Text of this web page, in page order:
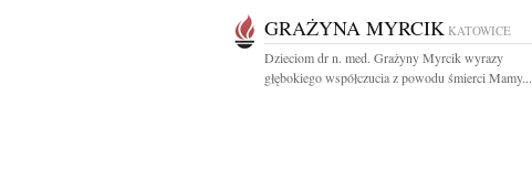
GRAŻYNA MYRCIK KATOWICE
Dzieciom dr n. med. Grażyny Myrcik wyrazy
głębokiego współczucia z powodu śmierci Mamy...